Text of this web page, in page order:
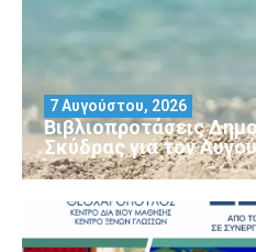
Βιβλιοπροτάσεις
Σκύδρας για τον
7 Αυγούστου, 2026